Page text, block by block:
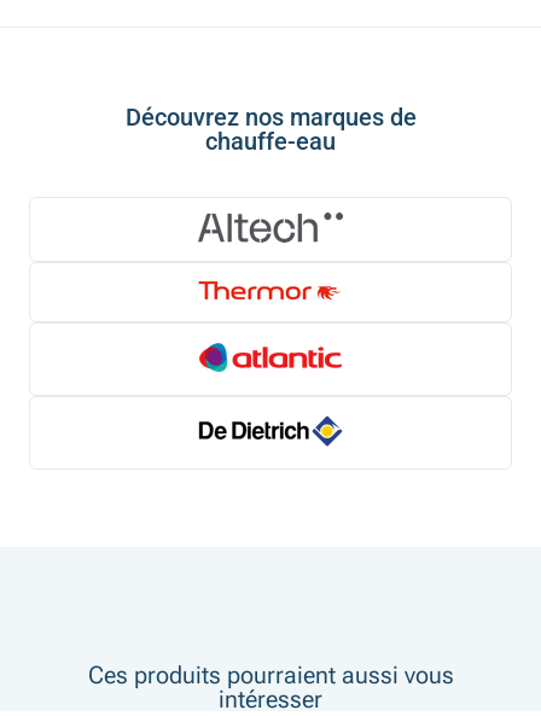
Découvrez nos marques de
chauffe-eau
Ces produits pourraient aussi vous
intéresser